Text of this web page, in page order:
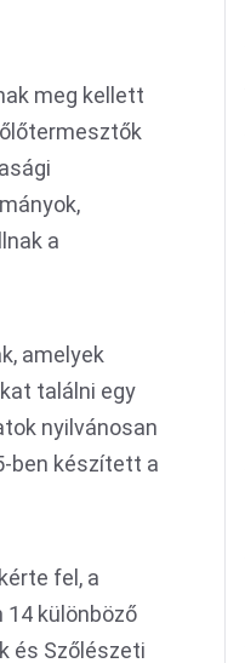
meg kellett
a
amelyek
találni egy
nyilvánosan
ben készített a
fel, a
14 különböző
és Szőlészeti